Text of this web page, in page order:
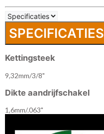
SPECIFICATIES
Kettingsteek
9,32mm/3/8"
Dikte aandrijfschakel
1,6mm/.063"